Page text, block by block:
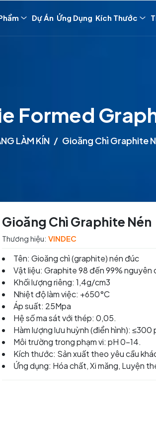
Dự Án Ứng Dụng Kích Thước
Formed
LÀM KÍN Gioăng Chì Graphite
Gioăng Chì Graphite Nén
Thương hiệu: VINDEC
Tên: Gioăng chì (graphite) nén đúc
Vật liệu: Graphite 98 đến 99% nguyên
Khối lượng riêng: 1,4g/cm3
Nhiệt độ làm việc: +650°C
Áp suất: 25Mpa
Hệ số ma sát với thép: 0,05.
Hàm lượng lưu huỳnh (điển hình): ≤300
Môi trường trong phạm vi: pH 0-14.
Kích thước: Sản xuất theo yêu cầu
Ứng dụng: Hóa chất, Xi măng, Luyện